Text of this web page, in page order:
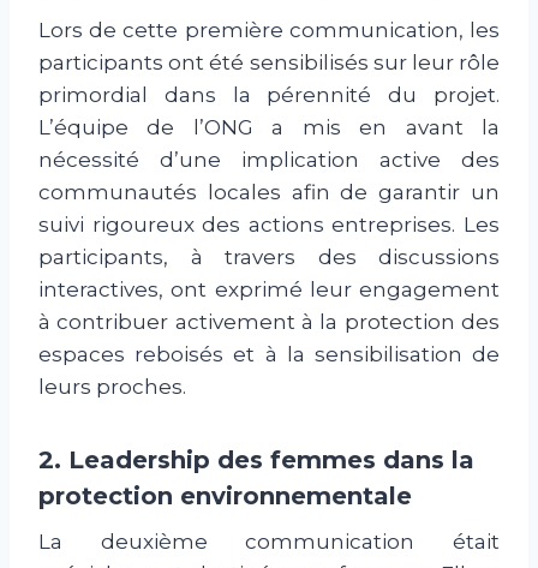
Lors de cette première communication, les
participants ont été sensibilisés sur leur rôle
primordial dans la pérennité du projet.
L’équipe de l’ONG a mis en avant la
nécessité d’une implication active des
communautés locales afin de garantir un
suivi rigoureux des actions entreprises. Les
participants, à travers des discussions
interactives, ont exprimé leur engagement
à contribuer activement à la protection des
espaces reboisés et à la sensibilisation de
leurs proches.
2. Leadership des femmes dans la
protection environnementale
La deuxième communication était